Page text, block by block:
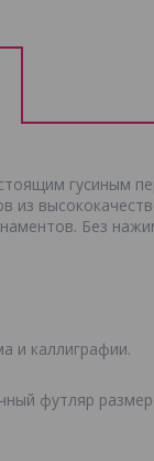
гусиным
из
Без
и каллиграфии.
футляр